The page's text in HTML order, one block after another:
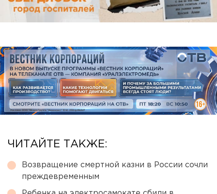
ЧИТАЙТЕ ТАКЖЕ:
Возвращение смертной казни в России сочли
преждевременным